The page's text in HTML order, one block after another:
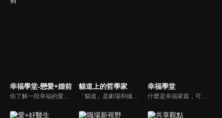
幸福學堂-戀愛+婚前
你了解一段幸福的愛情是如何發展出來的嗎？你對你心中那一個對象，到底是愛還是喜歡？難道喜歡跟愛差距很大嗎？讓我們的大師來消除你心中的疑惑。
貓道上的哲學家
「貓道」是劇場和攝影棚的象徵，而孩子是天生的哲學家，他們進入攝影棚中的小劇場思考、對話，並且從貓道上看下來，總是會有不同視角，故片名為《貓道上的哲學家》，在GOOD TV播出。
幸福學堂
什麼是幸福家庭，可能很多人會覺得「幸福家庭」是天方夜譚，在這一集當中，簡老師要告訴您，如何跨越婚姻的顛簸之路，建立幸福家庭，且根據他多年輔導經驗，歸類出幸福家庭的特質，讓幸福家庭不是再是虛假的口號，而是能夠真實落實在生活當中。